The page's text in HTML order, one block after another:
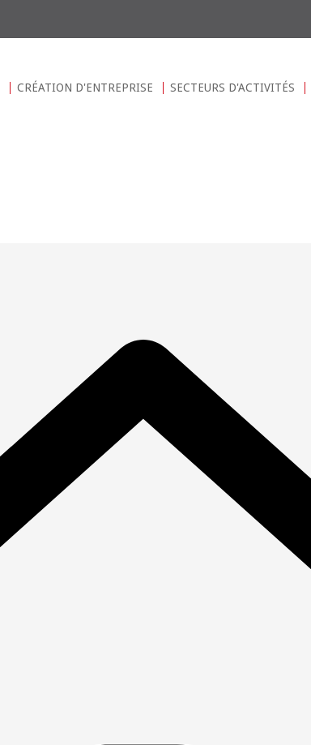
CRÉATION D'ENTREPRISE SECTEURS D'ACTIVITÉS